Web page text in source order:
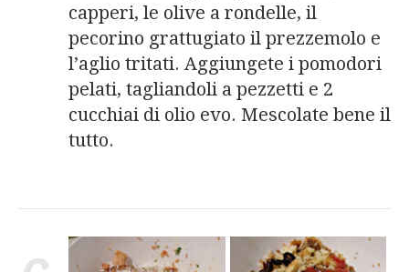
capperi, le olive a rondelle, il
pecorino grattugiato il prezzemolo e
l’aglio tritati. Aggiungete i pomodori
pelati, tagliandoli a pezzetti e 2
cucchiai di olio evo. Mescolate bene il
tutto.